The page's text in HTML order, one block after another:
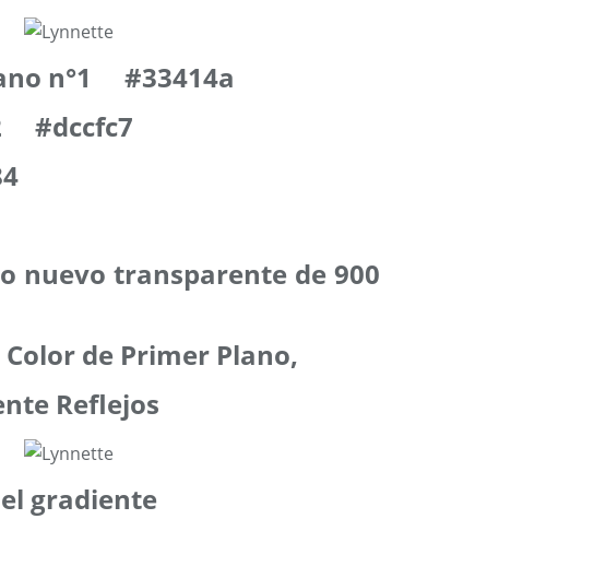
n°1 #33414a
#dccfc7
nuevo transparente de 900
de Primer Plano,
Reflejos
gradiente